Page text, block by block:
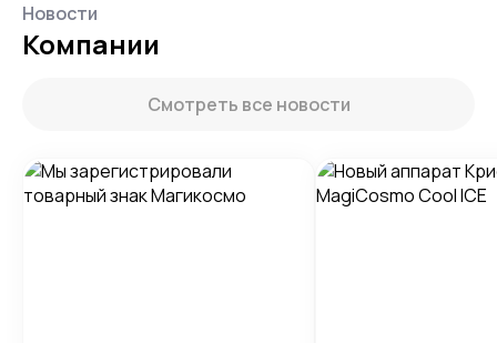
Новости
Компании
Смотреть все новости